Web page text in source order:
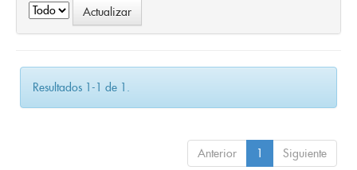
Resultados 1-1 de 1.
Anterior 1 Siguiente